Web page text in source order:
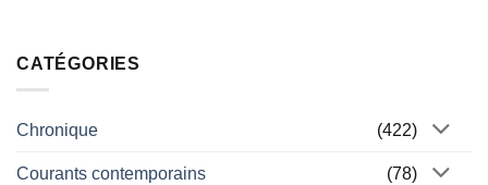
CATÉGORIES
Chronique (422)
Courants contemporains (78)